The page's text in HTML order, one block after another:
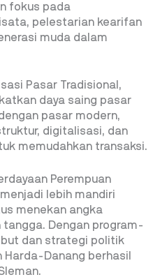
fokus pada
pelestarian kearifan
muda dalam
Pasar Tradisional,
daya saing pasar
pasar modern,
digitalisasi, dan
memudahkan transaksi.
Perempuan
lebih mandiri
menekan angka
tangga. Dengan program-
dan strategi politik
Danang berhasil